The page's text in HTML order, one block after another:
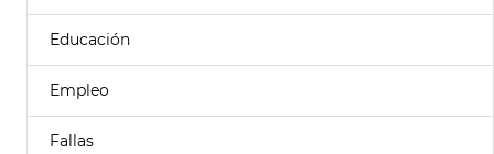
Educación
Empleo
Fallas